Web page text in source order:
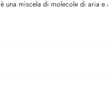
miscela di molecole di aria